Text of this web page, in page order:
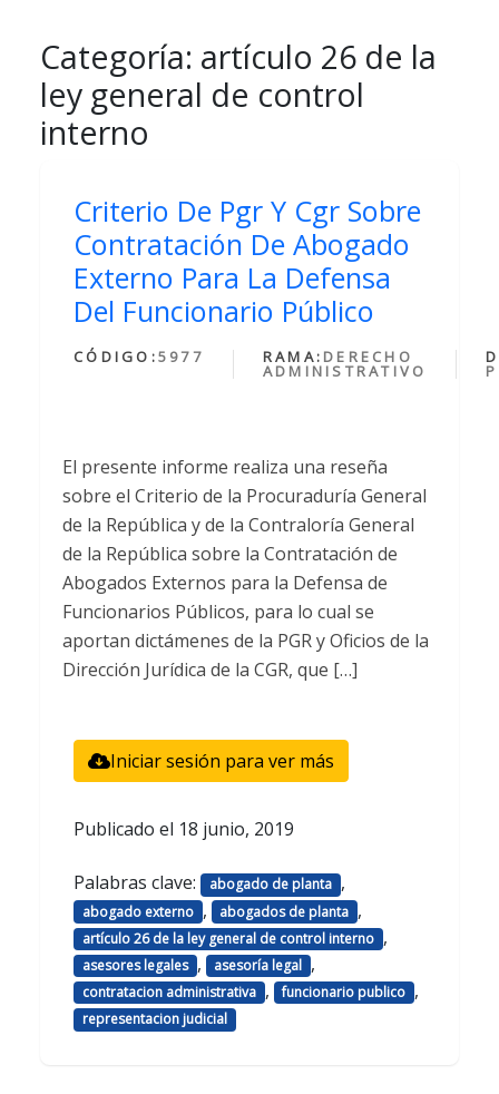
Categoría: artículo 26 de la
ley general de control
interno
Criterio De Pgr Y Cgr Sobre
Contratación De Abogado
Externo Para La Defensa
Del Funcionario Público
CÓDIGO:5977 RAMA: DERECHO
ADMINISTRATIVO
El presente informe realiza una reseña
sobre el Criterio de la Procuraduría General
de la República y de la Contraloría General
de la República sobre la Contratación de
Abogados Externos para la Defensa de
Funcionarios Públicos, para lo cual se
aportan dictámenes de la PGR y Oficios de la
Dirección Jurídica de la CGR, que […]
Iniciar sesión para ver más
Publicado el 18 junio, 2019
Palabras clave: abogado de planta ,
abogado externo , abogados de planta ,
artículo 26 de la ley general de control interno ,
asesores legales , asesoría legal ,
contratacion administrativa , funcionario publico ,
representacion judicial